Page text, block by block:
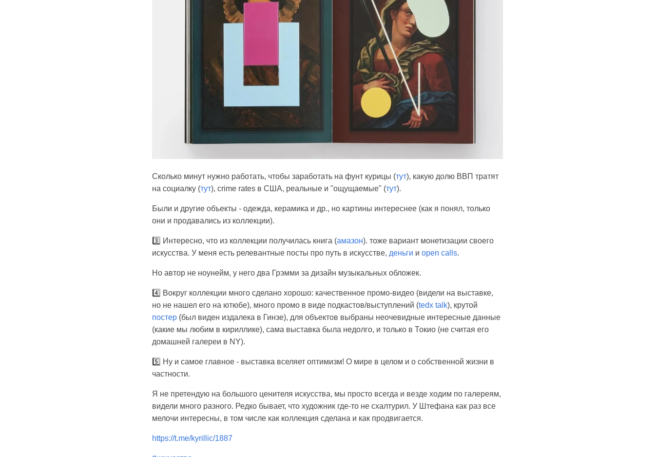
Сколько минут нужно работать, чтобы заработать на фунт курицы (тут), какую долю ВВП тратят
на социалку (тут), crime rates в США, реальные и "ощущаемые" (тут).
Были и другие объекты - одежда, керамика и др., но картины интереснее (как я понял, только
они и продавались из коллекции).
3️⃣ Интересно, что из коллекции получилась книга (амазон). тоже вариант монетизации своего
искусства. У меня есть релевантные посты про путь в искусстве, деньги и open calls.
Но автор не ноунейм, у него два Грэмми за дизайн музыкальных обложек.
4️⃣ Вокруг коллекции много сделано хорошо: качественное промо-видео (видели на выставке,
но не нашел его на ютюбе), много промо в виде подкастов/выступлений (tedx talk), крутой
постер (был виден издалека в Гинзе), для объектов выбраны неочевидные интересные данные
(какие мы любим в кириллике), сама выставка была недолго, и только в Токио (не считая его
домашней галереи в NY).
5️⃣ Ну и самое главное - выставка вселяет оптимизм! О мире в целом и о собственной жизни в
частности.
Я не претендую на большого ценителя искусства, мы просто всегда и везде ходим по галереям,
видели много разного. Редко бывает, что художник где-то не схалтурил. У Штефана как раз все
мелочи интересны, в том числе как коллекция сделана и как продвигается.
https://t.me/kyrillic/1887